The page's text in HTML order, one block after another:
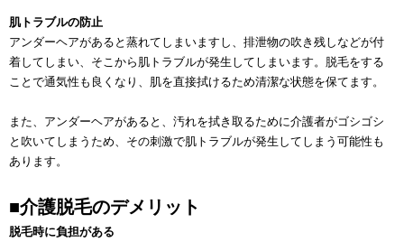
肌トラブルの防止
アンダーヘアがあると蒸れてしまいますし、排泄物の吹き残しなどが付
着してしまい、そこから肌トラブルが発生してしまいます。脱毛をする
ことで通気性も良くなり、肌を直接拭けるため清潔な状態を保てます。
また、アンダーヘアがあると、汚れを拭き取るために介護者がゴシゴシ
と吹いてしまうため、その刺激で肌トラブルが発生してしまう可能性も
あります。
■介護脱毛のデメリット
脱毛時に負担がある